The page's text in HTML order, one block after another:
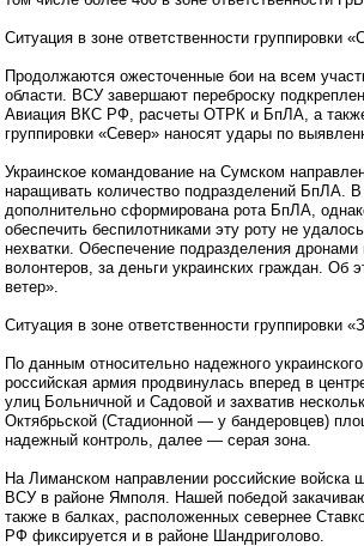
Ситуация в зоне ответственности группировки
Продолжаются ожесточенные бои на всем
области. ВСУ завершают переброску
Авиация ВКС РФ, расчеты ОТРК и БпЛА, а
группировки «Север» наносят удары по
Украинское командование на Сумском
наращивать количество подразделений БпЛА.
дополнительно сформирована рота БпЛА,
обеспечить беспилотниками эту роту не
нехватки. Обеспечение подразделения
волонтеров, за деньги украинских граждан. Об
ветер».
Ситуация в зоне ответственности группировки
По данным относительно надежного украинского
российская армия продвинулась вперед в
улиц Больничной и Садовой и захватив
Октябрьской (Стадионной — у бандеровцев)
надежный контроль, далее — серая зона.
На Лиманском направлении российские войска
ВСУ в районе Ямполя. Нашей победой
также в балках, расположенных севернее
РФ фиксируется и в районе Шандриголово.